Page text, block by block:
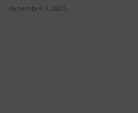
dezembro 3, 2025